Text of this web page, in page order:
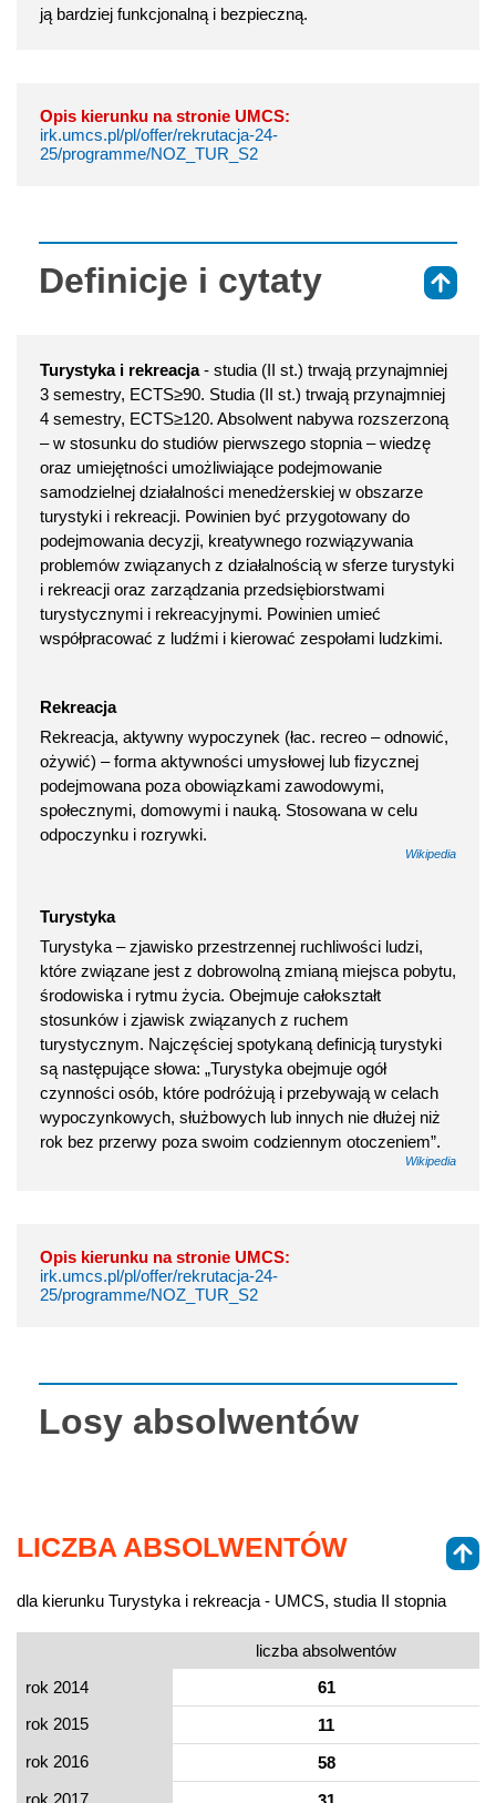
ją bardziej funkcjonalną i bezpieczną.
Opis kierunku na stronie UMCS:
irk.umcs.pl/pl/offer/rekrutacja-24-
25/programme/NOZ_TUR_S2
Definicje i cytaty
Turystyka i rekreacja- studia (II st.) trwają przynajmniej
3 semestry, ECTS≥90. Studia (II st.) trwają przynajmniej
4 semestry, ECTS≥120. Absolwent nabywa rozszerzoną
– w stosunku do studiów pierwszego stopnia – wiedzę
oraz umiejętności umożliwiające podejmowanie
samodzielnej działalności menedżerskiej w obszarze
turystyki i rekreacji. Powinien być przygotowany do
podejmowania decyzji, kreatywnego rozwiązywania
problemów związanych z działalnością w sferze turystyki
i rekreacji oraz zarządzania przedsiębiorstwami
turystycznymi i rekreacyjnymi. Powinien umieć
współpracować z ludźmi i kierować zespołami ludzkimi.
Rekreacja
Rekreacja, aktywny wypoczynek (łac. recreo – odnowić,
ożywić) – forma aktywności umysłowej lub fizycznej
podejmowana poza obowiązkami zawodowymi,
społecznymi, domowymi i nauką. Stosowana w celu
odpoczynku i rozrywki.
Wikipedia
Turystyka
Turystyka – zjawisko przestrzennej ruchliwości ludzi,
które związane jest z dobrowolną zmianą miejsca pobytu,
środowiska i rytmu życia. Obejmuje całokształt
stosunków i zjawisk związanych z ruchem
turystycznym. Najczęściej spotykaną definicją turystyki
są następujące słowa: „Turystyka obejmuje ogół
czynności osób, które podróżują i przebywają w celach
wypoczynkowych, służbowych lub innych nie dłużej niż
rok bez przerwy poza swoim codziennym otoczeniem”.
Wikipedia
Opis kierunku na stronie UMCS:
irk.umcs.pl/pl/offer/rekrutacja-24-
25/programme/NOZ_TUR_S2
Losy absolwentów
LICZBA ABSOLWENTÓW
dla kierunku Turystyka i rekreacja - UMCS, studia II stopnia
liczba absolwentów
rok 2014
61
rok 2015
11
rok 2016
58
rok 2017